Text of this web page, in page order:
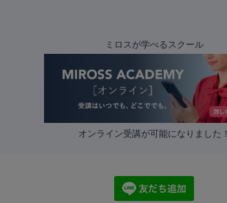
ミロスが学べるスクール
オンライン受講が可能になりました！